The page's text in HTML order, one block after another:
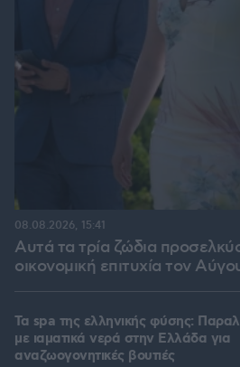
Αυτά τα τρία ζώδια
οικονομική επιτυχία τον
08.08.2026, 15:41
Τα spa της ελληνικής φύσης:
με ιαματικά νερά στην Ελλάδα για
αναζωογονητικές βουτιές